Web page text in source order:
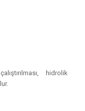
hidrolik